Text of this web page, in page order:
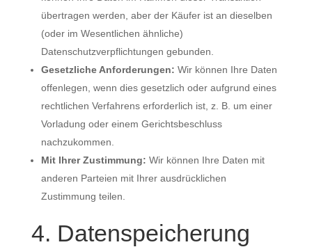
übertragen werden, aber der Käufer ist an dieselben
(oder im Wesentlichen ähnliche)
Datenschutzverpflichtungen gebunden.
Gesetzliche Anforderungen: Wir können Ihre Daten
offenlegen, wenn dies gesetzlich oder aufgrund eines
rechtlichen Verfahrens erforderlich ist, z. B. um einer
Vorladung oder einem Gerichtsbeschluss
nachzukommen.
Mit Ihrer Zustimmung: Wir können Ihre Daten mit
anderen Parteien mit Ihrer ausdrücklichen
Zustimmung teilen.
4. Datenspeicherung